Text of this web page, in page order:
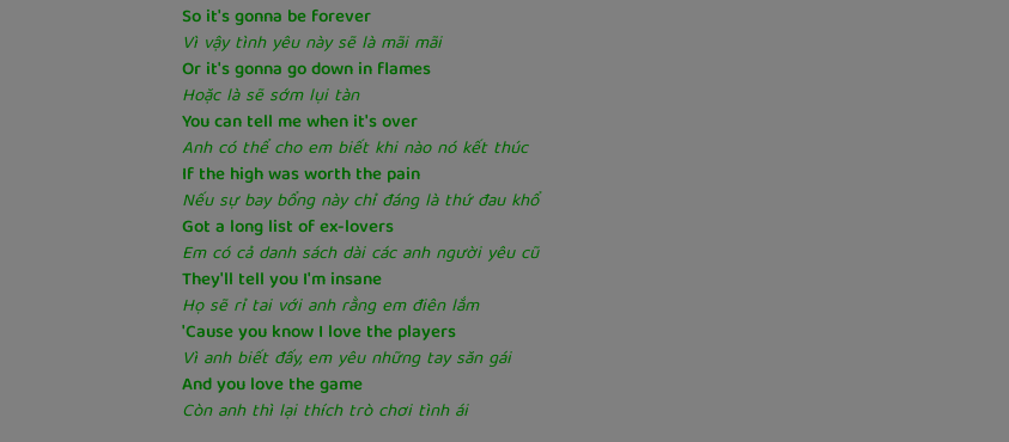
So it's gonna be forever
Vì vậy tình yêu này sẽ là mãi mãi
Or it's gonna go down in flames
Hoặc là sẽ sớm lụi tàn
You can tell me when it's over
Anh có thể cho em biết khi nào nó kết thúc
If the high was worth the pain
Nếu sự bay bổng này chỉ đáng là thứ đau khổ
Got a long list of ex-lovers
Em có cả danh sách dài các anh người yêu cũ
They'll tell you I'm insane
Họ sẽ rỉ tai với anh rằng em điên lắm
'Cause you know I love the players
Vì anh biết đấy, em yêu những tay săn gái
And you love the game
Còn anh thì lại thích trò chơi tình ái